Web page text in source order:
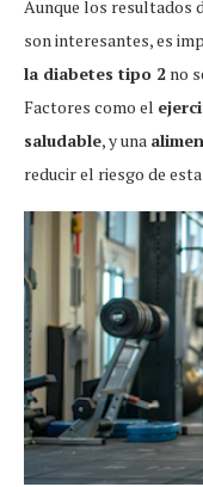
Aunque los resultados
son interesantes, es
la diabetes tipo 2 no
Factores como el
saludable, y una
reducir el riesgo de